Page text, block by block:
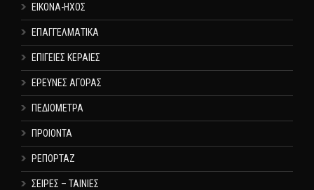
ΕΙΚΟΝΑ-ΗΧΟΣ
ΕΠΑΓΓΕΛΜΑΤΙΚΑ
ΕΠΙΓΕΙΕΣ ΚΕΡΑΙΕΣ
ΕΡΕΥΝΕΣ ΑΓΟΡΑΣ
ΠΕΔΙΟΜΕΤΡΑ
ΠΡΟΙΟΝΤΑ
ΡΕΠΟΡΤΑΖ
ΣΕΙΡΕΣ – ΤΑΙΝΙΕΣ